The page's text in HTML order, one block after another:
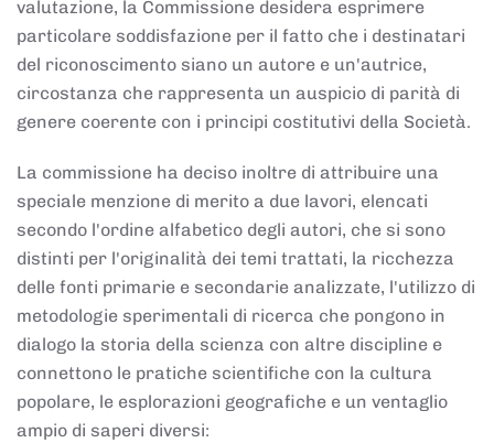
valutazione, la Commissione desidera esprimere
particolare soddisfazione per il fatto che i destinatari
del riconoscimento siano un autore e un'autrice,
circostanza che rappresenta un auspicio di parità di
genere coerente con i principi costitutivi della Società.
La commissione ha deciso inoltre di attribuire una
speciale menzione di merito a due lavori, elencati
secondo l'ordine alfabetico degli autori, che si sono
distinti per l'originalità dei temi trattati, la ricchezza
delle fonti primarie e secondarie analizzate, l'utilizzo di
metodologie sperimentali di ricerca che pongono in
dialogo la storia della scienza con altre discipline e
connettono le pratiche scientifiche con la cultura
popolare, le esplorazioni geografiche e un ventaglio
ampio di saperi diversi: